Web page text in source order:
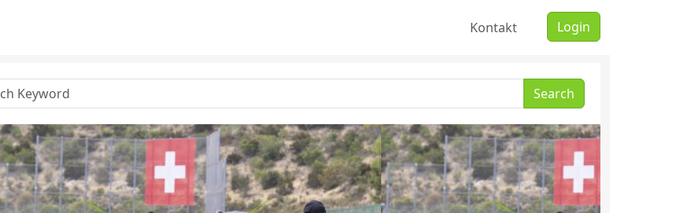
Kontakt Login
Search